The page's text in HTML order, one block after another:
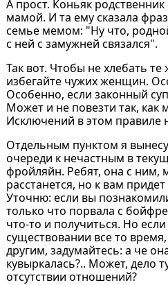
А прост. Коньяк
мамой. И та ему сказала
семье мемом: "Ну что,
с ней с замужней связался".
Так вот. Чтобы не хлебать
избегайте чужих женщин.
Особенно, если законный
Может и не повезти так, как
Исключений в этом правиле
Отдельным пунктом я
очереди к нечастным в
фройляйн. Ребят, она с ним,
расстанется, но к вам
Уточню: если вы
только что порвала с
что-то и получиться. Но
существовании все то
другим, задумайтесь: а че
кувыркалась?.. Может, дело
отсутствии отношений?